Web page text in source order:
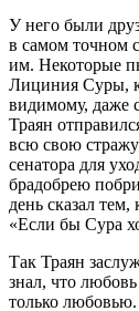
У него были
в самом точном
им. Некоторые
Лициния Суры,
видимому, даже
Траян
всю свою
сенатора для
брадобрею
день сказал
«Если бы Сура
Так Траян
знал, что
только